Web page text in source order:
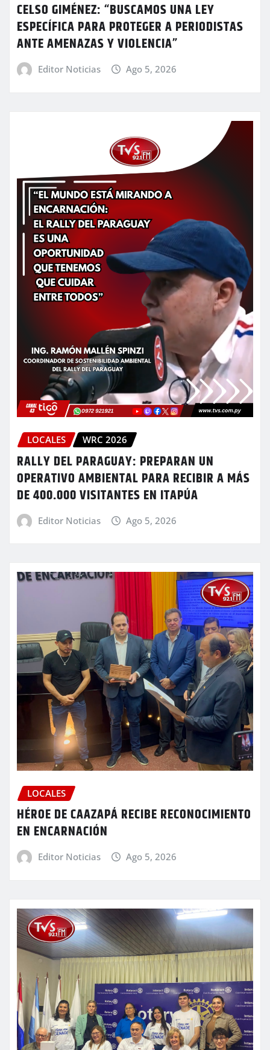
CELSO GIMÉNEZ: “BUSCAMOS UNA LEY
ESPECÍFICA PARA PROTEGER A PERIODISTAS
ANTE AMENAZAS Y VIOLENCIA”
Editor Noticias Ago 5, 2026
LOCALES WRC 2026
RALLY DEL PARAGUAY: PREPARAN UN
OPERATIVO AMBIENTAL PARA RECIBIR A MÁS
DE 400.000 VISITANTES EN ITAPÚA
Editor Noticias Ago 5, 2026
LOCALES
HÉROE DE CAAZAPÁ RECIBE RECONOCIMIENTO
EN ENCARNACIÓN
Editor Noticias Ago 5, 2026